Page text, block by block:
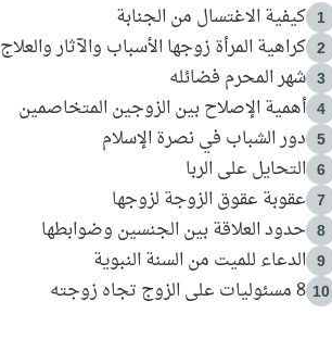
1 كيفية الاغتسال من الجنابة
2 كراهية المرأة زوجها الأسباب والآثار والعلاج
3 شهر المحرم فضائله
4 أهمية الإصلاح بين الزوجين المتخاصمين
5 دور الشباب في نصرة الإسلام
6 التحايل على الربا
7 عقوبة عقوق الزوجة لزوجها
8 حدود العلاقة بين الجنسين وضوابطها
9 الدعاء للميت من السنة النبوية
10 8 مسئوليات على الزوج تجاه زوجته